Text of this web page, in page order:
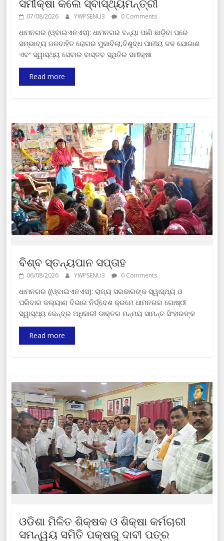
07/08/2026 YWPSENU3 0 Comments
ଧାମନଗର (ଓ୍ବାଇଏନଏସ): ଧାମନଗର ବନ୍ୟା ପାଣି ଛାଡ଼ିବା ପରେ
ସମ୍ଭାବ୍ୟ ଜଳବାହିତ ରୋଗର ମୁକାବିଲା,ବିଶୁଦ୍ଧ ପାନୀୟ ଜଳ ଯୋଗାଣ
ଏବଂ ସ୍ୱାସ୍ଥ୍ୟ ସେବାର ବାସ୍ତବ ସ୍ଥିତିର ସମୀକ୍ଷା
Read more
ବିଶ୍ବ ସ୍ତନ୍ୟପାନ ସପ୍ତାହ
06/08/2026 YWPSENU3 0 Comments
ଧାମନଗର ((ଓ୍ବାଇଏନଏସ): ରାଜ୍ୟ ସରକାରଙ୍କ ସ୍ୱାସ୍ଥ୍ୟ ଓ
ପରିବାର କଲ୍ୟାଣ ବିଭାଗ ନିର୍ଦ୍ଦେଶ କ୍ରମେ ଧାମନଗର ଗୋଷ୍ଠୀ
ସ୍ୱାସ୍ଥ୍ୟ କେନ୍ଦ୍ର ଅଧିକାରୀ ଡାକ୍ତର ମନ୍ମୟ ସାମନ୍ତ ସିଂହାରଙ୍କ
Read more
ଓଡିଶା ମିଳିତ ଶିକ୍ଷକ ଓ ଶିକ୍ଷା କର୍ମଚାରୀ
ସମନ୍ୱୟ ସମିତି ପକ୍ଷରୁ ଦାବୀ ପତ୍ର